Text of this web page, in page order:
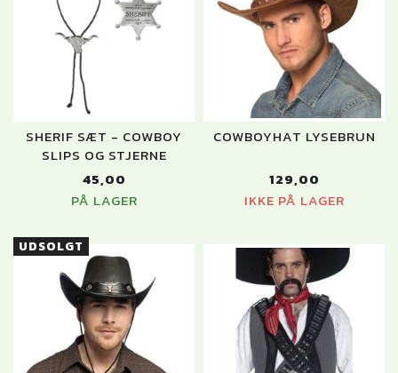
SHERIF SÆT - COWBOY
SLIPS OG STJERNE
45,00
PÅ LAGER
COWBOYHAT LYSEBRUN
129,00
IKKE PÅ LAGER
UDSOLGT